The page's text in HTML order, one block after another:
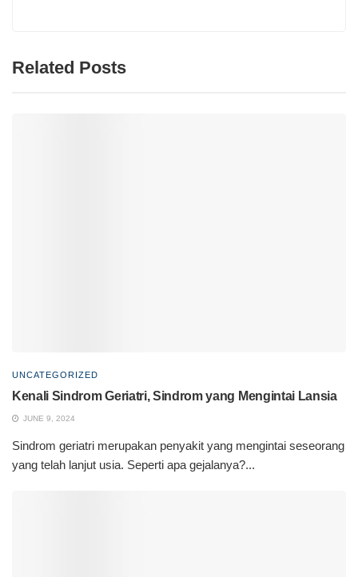
Related Posts
UNCATEGORIZED
Kenali Sindrom Geriatri, Sindrom yang Mengintai Lansia
JUNE 9, 2024
Sindrom geriatri merupakan penyakit yang mengintai seseorang
yang telah lanjut usia. Seperti apa gejalanya?...